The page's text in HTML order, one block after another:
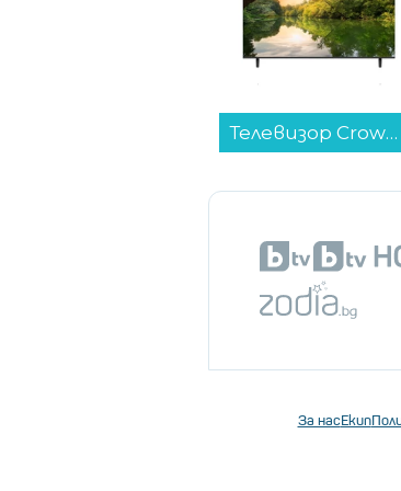
Снимка: iStock
развит нощен
и
или да си
пътеки за
Телевизор LG 75NU850B3LA , 189 см, 3840x2160 UHD-4K , 75 inch, LED , Smart TV , Web Os...
За насЕкип